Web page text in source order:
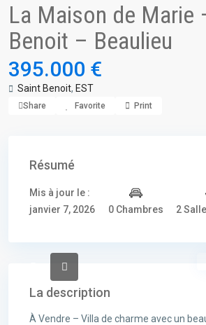
La Maison de Marie
Benoit – Beaulieu
395.000 €
Saint Benoit, EST
Share Favorite Print
Résumé
Mis à jour le :
janvier 7, 2026
0 Chambres 2
La description
À Vendre – Villa de charme avec un